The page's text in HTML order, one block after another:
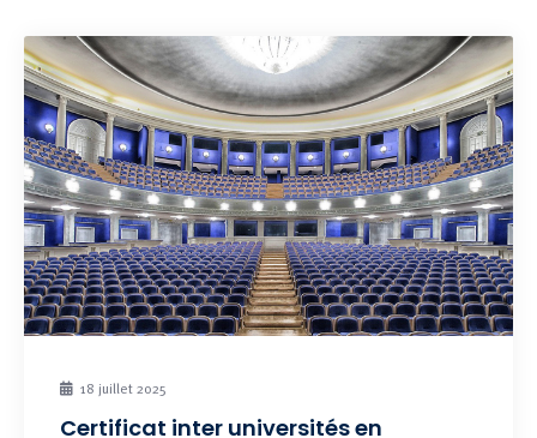
18 juillet 2025
Certificat inter universités en